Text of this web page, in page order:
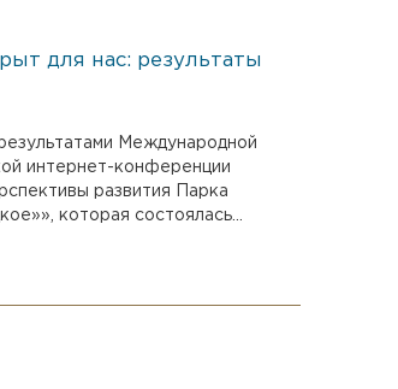
для нас: результаты
Международной
интернет-конференции
развития Парка
которая состоялась...